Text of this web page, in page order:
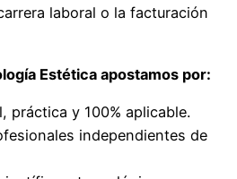
laboral o la facturación
Estética apostamos por:
práctica y 100% aplicable.
independientes de